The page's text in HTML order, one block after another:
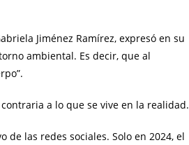
Jiménez Ramírez, expresó en su
ambiental. Es decir, que al
a lo que se vive en la realidad.
de las redes sociales. Solo en 2024, el